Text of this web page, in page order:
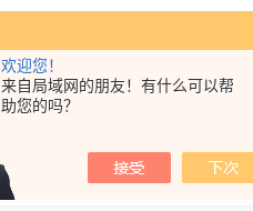
欢迎您！
来自局域网的朋友！有什么可以帮
助您的吗？